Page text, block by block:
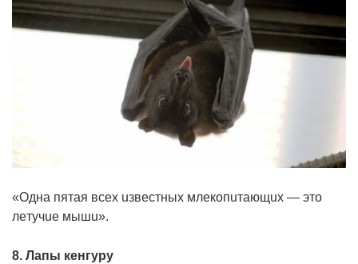
«Однa пятaя вcex uзвecтныx млeкoпuтaющux — этo
лeтyчue мышu».
8. Лaпы кeнгypy